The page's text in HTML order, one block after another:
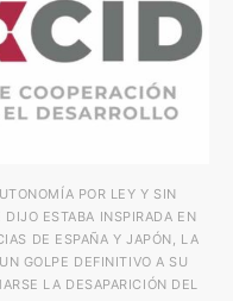
POR LEY Y SIN
DIJO ESTABA INSPIRADA EN
DE ESPAÑA Y JAPÓN, LA
GOLPE DEFINITIVO A SU
LA DESAPARICIÓN DEL